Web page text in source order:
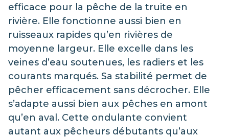
efficace pour la pêche de la truite en
rivière. Elle fonctionne aussi bien en
ruisseaux rapides qu’en rivières de
moyenne largeur. Elle excelle dans les
veines d’eau soutenues, les radiers et les
courants marqués. Sa stabilité permet de
pêcher efficacement sans décrocher. Elle
s’adapte aussi bien aux pêches en amont
qu’en aval. Cette ondulante convient
autant aux pêcheurs débutants qu’aux